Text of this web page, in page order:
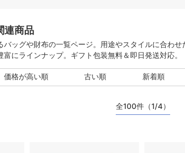
連商品
バッグや財布の一覧ページ。用途やスタイルに合わ
にラインナップ。ギフト包装無料＆即日発送対応。
価格が高い順 古い順 新着順
全100件（1/4）